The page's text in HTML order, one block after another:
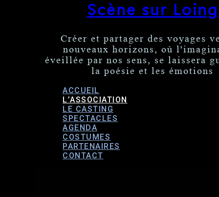
Scène sur Loing
Créer et partager des voyages
nouveaux horizons, où
éveillée par nos sens, se laissera
la poésie et les émotions
ACCUEIL
L’ASSOCIATION
LE CASTING
SPECTACLES
AGENDA
COSTUMES
PARTENAIRES
CONTACT